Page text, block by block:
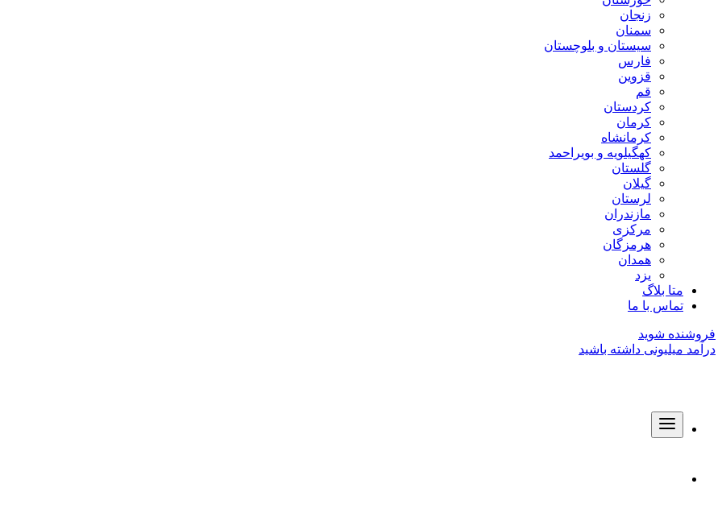
زنجان
سمنان
سیستان و بلوچستان
فارس
قزوین
قم
کردستان
کرمان
کرمانشاه
کهگیلویه و بویراحمد
گلستان
گیلان
لرستان
مازندران
مرکزی
هرمزگان
همدان
یزد
متا بلاگ
تماس با ما
فروشنده شوید
درآمد میلیونی داشته باشید